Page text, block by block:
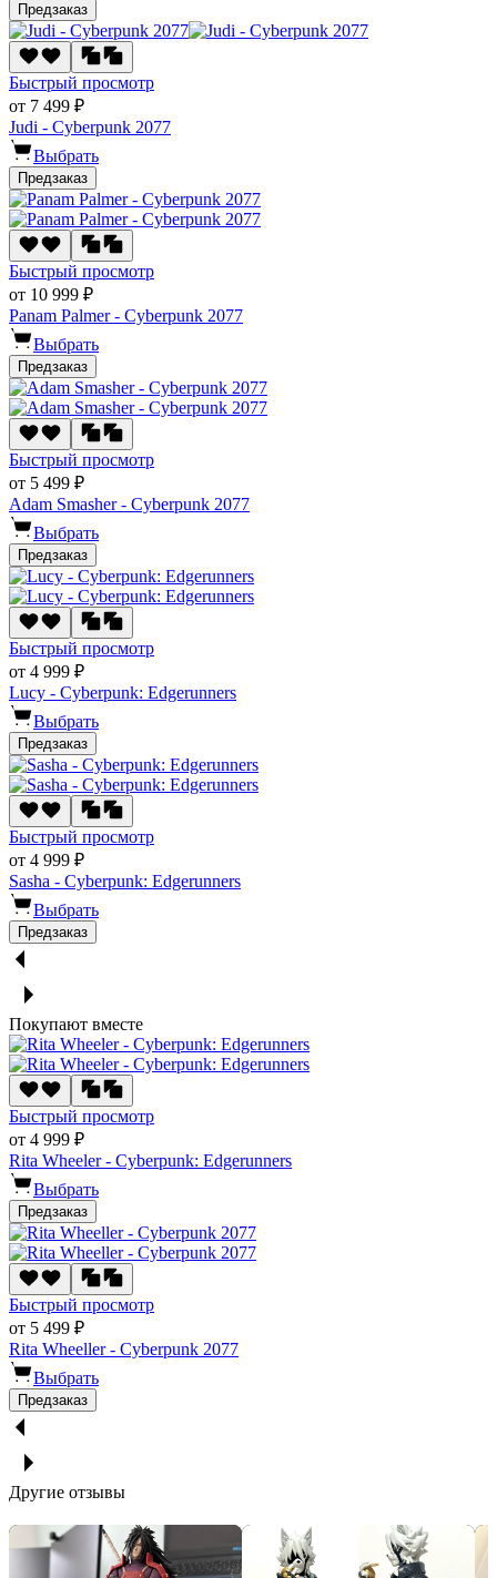
Предзаказ
Быстрый просмотр
от 7 499 ₽
Judi - Cyberpunk 2077
Выбрать
Предзаказ
Быстрый просмотр
от 10 999 ₽
Panam Palmer - Cyberpunk 2077
Выбрать
Предзаказ
Быстрый просмотр
от 5 499 ₽
Adam Smasher - Cyberpunk 2077
Выбрать
Предзаказ
Быстрый просмотр
от 4 999 ₽
Lucy - Cyberpunk: Edgerunners
Выбрать
Предзаказ
Быстрый просмотр
от 4 999 ₽
Sasha - Cyberpunk: Edgerunners
Выбрать
Предзаказ
Покупают вместе
Быстрый просмотр
от 4 999 ₽
Rita Wheeler - Cyberpunk: Edgerunners
Выбрать
Предзаказ
Быстрый просмотр
от 5 499 ₽
Rita Wheeller - Cyberpunk 2077
Выбрать
Предзаказ
Другие отзывы